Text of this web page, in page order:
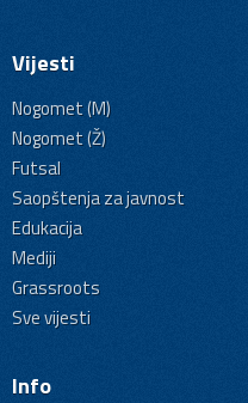
Vijesti
Nogomet (M)
Nogomet (Ž)
Futsal
Saopštenja za javnost
Edukacija
Mediji
Grassroots
Sve vijesti
Info